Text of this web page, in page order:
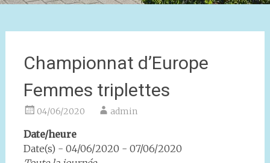
Championnat d’Europe
Femmes triplettes
04/06/2020 admin
Date/heure
Date(s) - 04/06/2020 - 07/06/2020